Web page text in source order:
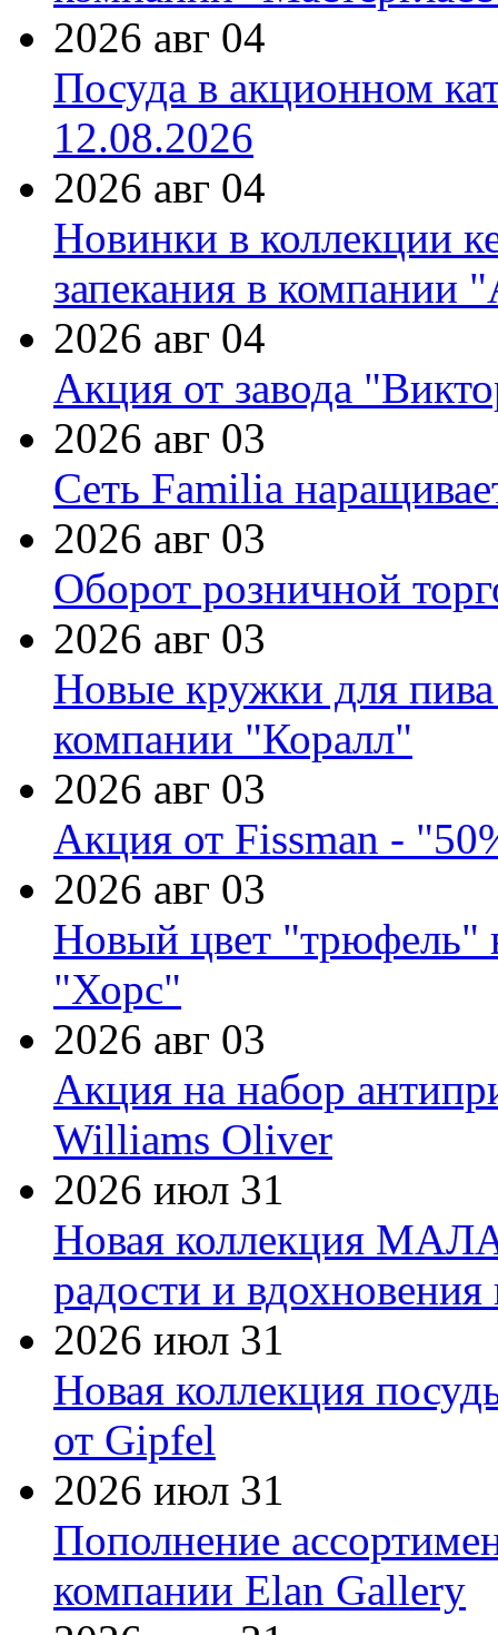
2026 авг 04
Посуда в акционном
12.08.2026
2026 авг 04
Новинки в коллекции
запекания в компании
2026 авг 04
Акция от завода
2026 авг 03
Сеть Familia
2026 авг 03
Оборот розничной
2026 авг 03
Новые кружки для
компании "Коралл"
2026 авг 03
Акция от Fissman -
2026 авг 03
Новый цвет "трюфель"
"Хорс"
2026 авг 03
Акция на набор
Williams Oliver
2026 июл 31
Новая коллекция
радости и
2026 июл 31
Новая коллекция
от Gipfel
2026 июл 31
Пополнение
компании Elan Gallery